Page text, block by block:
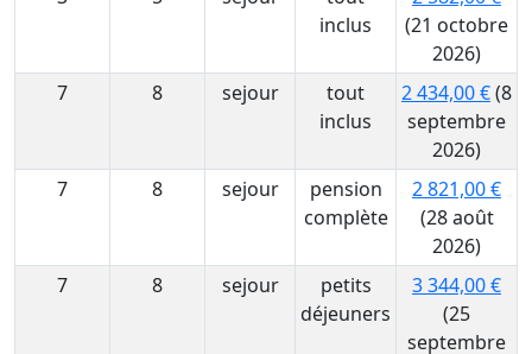
inclus
(21 octobre
2026)
7
8 sejour
tout
inclus
2 434,00 €(8
septembre
2026)
7
8 sejour
pension
complète
2 821,00 €
(28 août
2026)
7
8 sejour
petits
déjeuners
3 344,00 €
(25
septembre